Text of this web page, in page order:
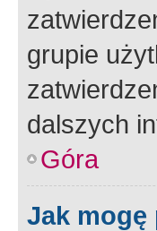
grupie
dalszych
Góra
Jak mogę